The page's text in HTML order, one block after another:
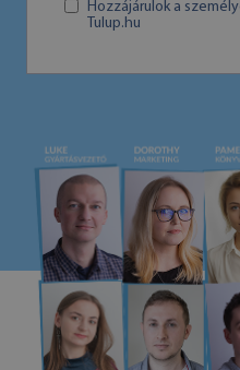
Hozzájárulok a
Tulup.hu